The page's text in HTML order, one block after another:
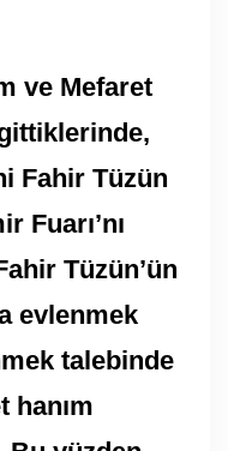
ve Mefaret
Fahir Tüzün
Fuarı’nı
Tüzün’ün
evlenmek
talebinde
hanım